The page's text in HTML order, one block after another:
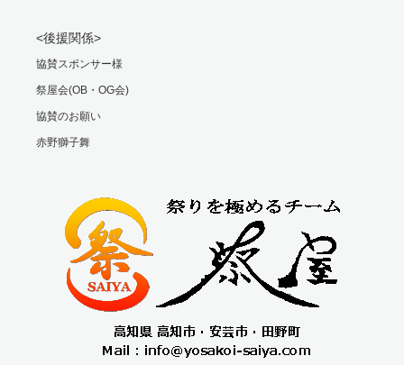
<後援関係>
協賛スポンサー様
祭屋会(OB・OG会)
協賛のお願い
赤野獅子舞